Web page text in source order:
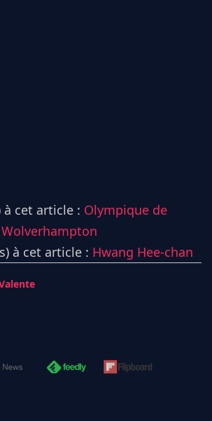
à cet article : Olympique de
Wolverhampton
à cet article : Hwang Hee-chan